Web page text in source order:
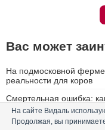
Вас может
На подмосковной ферме
реальности для коров
Смертельная ошибка:
опасны для животных
Как предотвратить
На сайте Видаль
Продолжая, вы